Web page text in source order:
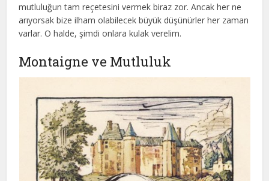
mutluluğun tam reçetesini vermek biraz zor. Ancak her ne
arıyorsak bize ilham olabilecek büyük düşünürler her zaman
varlar. O halde, şimdi onlara kulak verelim.
Montaigne ve Mutluluk